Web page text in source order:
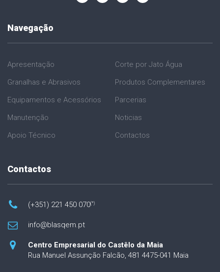
Navegação
Apresentação
Granalhas e Abrasivos
Equipamentos e Acessórios
Manutenção
Apoio Técnico
Corte por Jato Água
Produtos Complementares
Parcerias
Noticias
Contactos
Contactos
(+351) 221 450 070(*)
info@blasqem.pt
Centro Empresarial do Castêlo da Maia
Rua Manuel Assunção Falcão, 481 4475-041 Maia